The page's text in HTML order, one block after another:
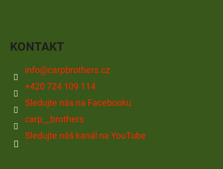
KONTAKT
info@carpbrothers.cz
+420 724 109 114
Sledujte nás na Facebooku
carp__brothers
Sledujte náš kanál na YouTube